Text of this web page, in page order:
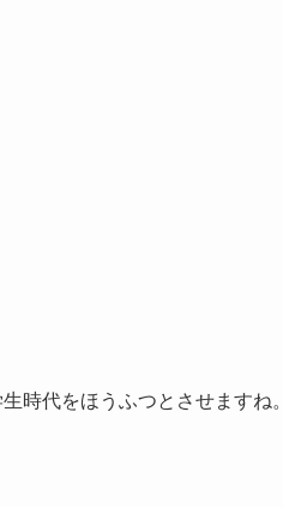
時代をほうふつとさせますね。